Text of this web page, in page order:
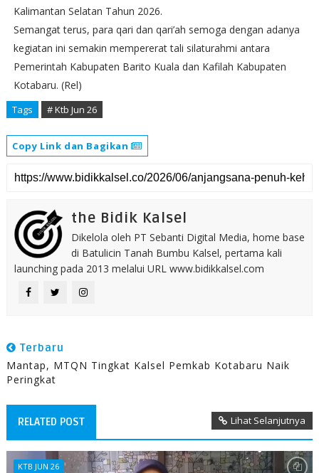
Kalimantan Selatan Tahun 2026.
Semangat terus, para qari dan qari’ah semoga dengan adanya
kegiatan ini semakin mempererat tali silaturahmi antara
Pemerintah Kabupaten Barito Kuala dan Kafilah Kabupaten
Kotabaru. (Rel)
Tags # Ktb Jun 26
Copy Link dan Bagikan
the Bidik Kalsel
Dikelola oleh PT Sebanti Digital Media, home base
di Batulicin Tanah Bumbu Kalsel, pertama kali
launching pada 2013 melalui URL www.bidikkalsel.com
Terbaru
Mantap, MTQN Tingkat Kalsel Pemkab Kotabaru Naik
Peringkat
RELATED POST Lihat Selanjutnya
KTB JUN 26